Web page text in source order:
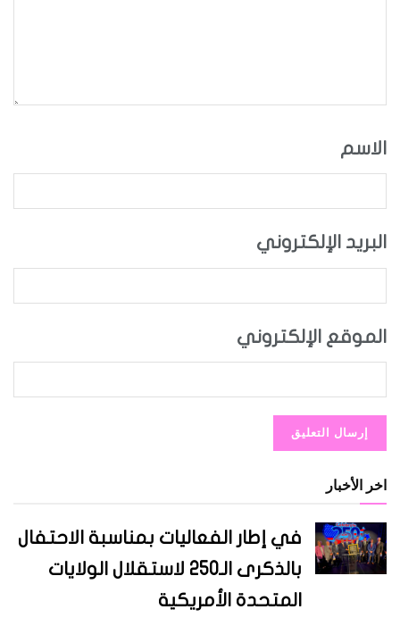
الاسم
البريد الإلكتروني
الموقع الإلكتروني
اخر الأخبار
في إطار الفعاليات بمناسبة الاحتفال
بالذكرى الـ250 لاستقلال الولايات
المتحدة الأمريكية